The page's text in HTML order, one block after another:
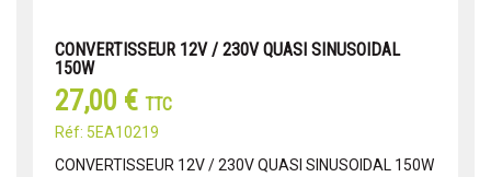
CONVERTISSEUR 12V / 230V QUASI SINUSOIDAL
150W
27,00 € TTC
Réf: 5EA10219
CONVERTISSEUR 12V / 230V QUASI SINUSOIDAL 150W